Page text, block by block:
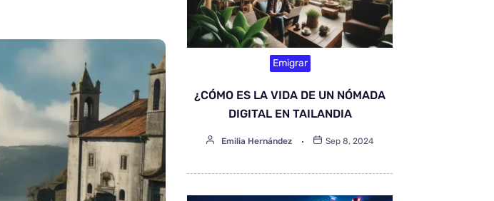
Emigrar
¿CÓMO ES LA VIDA DE UN NÓMADA
DIGITAL EN TAILANDIA
Emilia Hernández Sep 8, 2024